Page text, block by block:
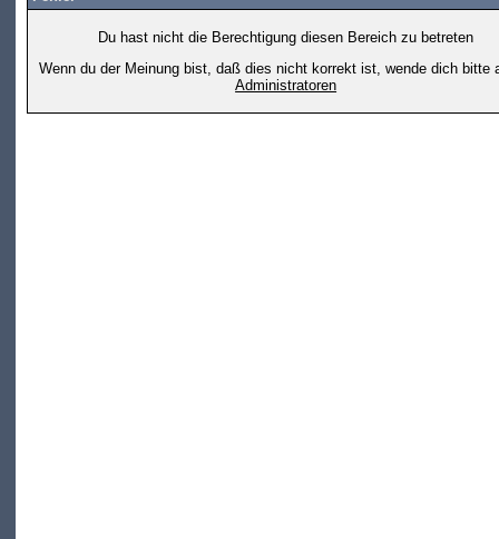
Du hast nicht die Berechtigung diesen Bereich zu betreten
Wenn du der Meinung bist, daß dies nicht korrekt ist, wende dich bitte
Administratoren